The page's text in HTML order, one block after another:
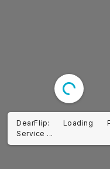
DearFlip: Loading
Worker ...